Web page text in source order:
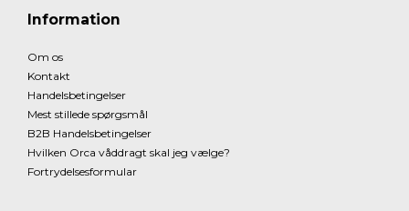
Information
Om os
Kontakt
Handelsbetingelser
Mest stillede spørgsmål
B2B Handelsbetingelser
Hvilken Orca våddragt skal jeg vælge?
Fortrydelsesformular